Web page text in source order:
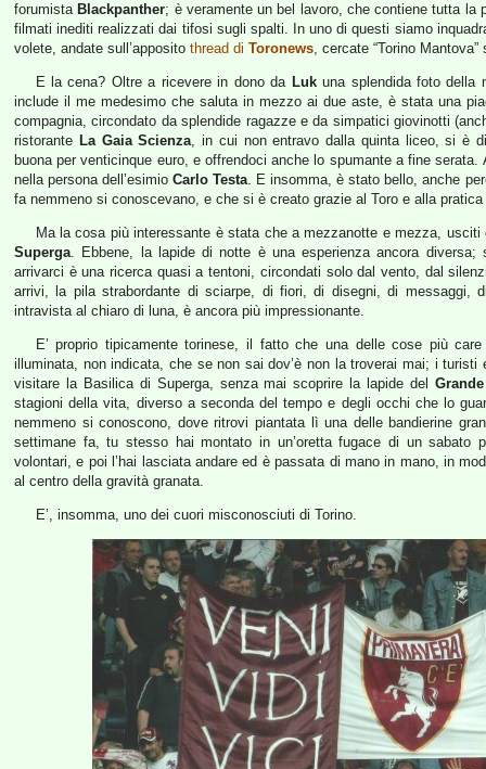
forumista Blackpanther; è veramente un bel lavoro, che contiene tutta
filmati inediti realizzati dai tifosi sugli spalti. In uno di questi siamo
volete, andate sull’apposito thread di Toronews, cercate “Torino
E la cena? Oltre a ricevere in dono da Lukuna splendida foto della
include il me medesimo che saluta in mezzo ai due aste, è stata una
compagnia, circondato da splendide ragazze e da simpatici giovinotti
ristorante La Gaia Scienza, in cui non entravo dalla quinta liceo, si è
buona per venticinque euro, e offrendoci anche lo spumante a fine
nella persona dell’esimioCarlo Testa. E insomma, è stato bello, anche
fa nemmeno si conoscevano, e che si è creato grazie al Toro e alla
Ma la cosa più interessante è stata che a mezzanotte e mezza,
Superga. Ebbene, la lapide di notte è una esperienza ancora
arrivarci è una ricerca quasi a tentoni, circondati solo dal vento, dal
arrivi, la pila strabordante di sciarpe, di fiori, di disegni, di messaggi,
intravista al chiaro di luna, è ancora più impressionante.
E’ proprio tipicamente torinese, il fatto che una delle cose più
illuminata, non indicata, che se non sai dov’è non la troverai mai; i
visitare la Basilica di Superga, senza mai scoprire la lapide del
stagioni della vita, diverso a seconda del tempo e degli occhi che lo
nemmeno si conoscono, dove ritrovi piantata lì una delle bandierine
settimane fa, tu stesso hai montato in un’oretta fugace di un sabato
volontari, e poi l’hai lasciata andare ed è passata di mano in mano, in
al centro della gravità granata.
E’, insomma, uno dei cuori misconosciuti di Torino.